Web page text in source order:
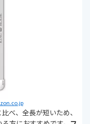
べ、全長が短いため、